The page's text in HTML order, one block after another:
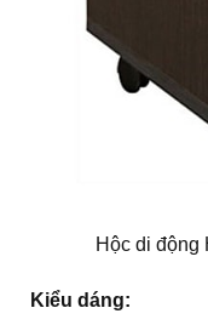
Hộc di động
Kiểu dáng: